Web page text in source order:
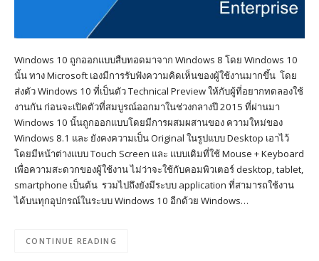
Windows 10 ถูกออกแบบสืบทอดมาจาก Windows 8 โดย Windows 10
นั้น ทาง Microsoft เองมีการรับฟังความคิดเห็นของผู้ใช้งานมากขึ้น โดย
ส่งตัว Windows 10 ที่เป็นตัว Technical Preview ให้กับผู้ที่อยากทดลองใช้
งานกัน ก่อนจะเปิดตัวที่สมบูรณ์ออกมาในช่วงกลางปี 2015 ที่ผ่านมา
Windows 10 นั้นถูกออกแบบโดยมีการผสมผสานของ ความใหม่ของ
Windows 8.1 และ ยังคงความเป็น Original ในรูปแบบ Desktop เอาไว้
โดยมีหน้าต่างแบบ Touch Screen และ แบบเดิมที่ใช้ Mouse + Keyboard
เพื่อความสะดวกของผู้ใช้งาน ไม่ว่าจะใช้กับคอมพิวเตอร์ desktop, tablet,
smartphone เป็นต้น รวมไปถึงยังมีระบบ application ที่สามารถใช้งาน
ได้บนทุกอุปกรณ์ในระบบ Windows 10 อีกด้วย Windows…
CONTINUE READING